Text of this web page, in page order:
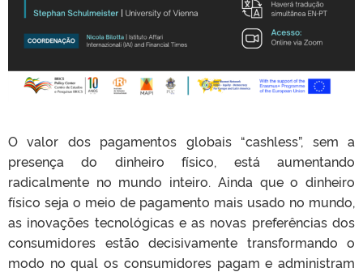
O valor dos pagamentos globais “cashless”, sem a
presença do dinheiro físico, está aumentando
radicalmente no mundo inteiro. Ainda que o dinheiro
físico seja o meio de pagamento mais usado no mundo,
as inovações tecnológicas e as novas preferências dos
consumidores estão decisivamente transformando o
modo no qual os consumidores pagam e administram